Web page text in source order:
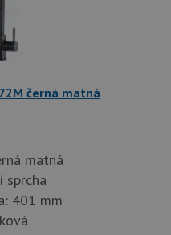
černá matná
matná
sprcha
401 mm